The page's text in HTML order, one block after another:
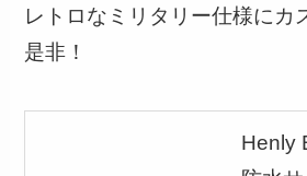
レトロなミリタリー仕様にカ
是非！
Henly